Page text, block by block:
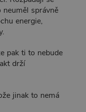
správně
energie,
pak ti to nebude
drží
jinak to nemá